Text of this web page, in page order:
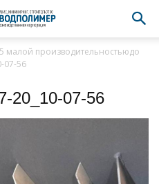
малой производительностьюдо
07-56
20_10-07-56